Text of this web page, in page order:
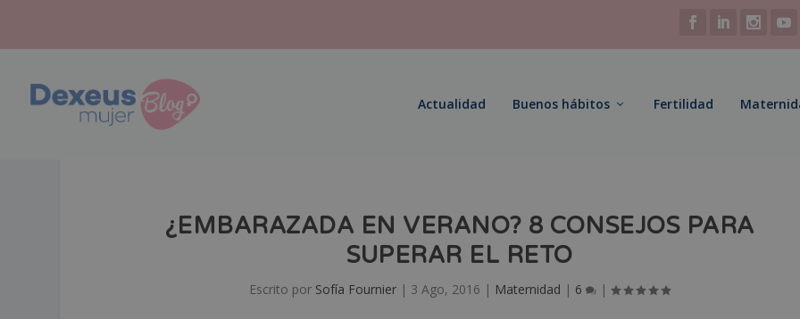
Actualidad Buenos hábitos Fertilidad
¿EMBARAZADA EN VERANO? 8 CONSEJOS PARA
SUPERAR EL RETO
Escrito por Sofía Fournier | 3 Ago, 2016 | Maternidad | 6 |